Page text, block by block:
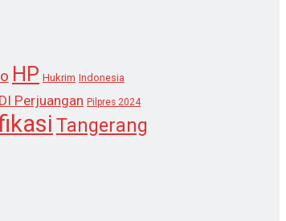
HP Hukrim Indonesia
Perjuangan Pilpres 2024
Tangerang